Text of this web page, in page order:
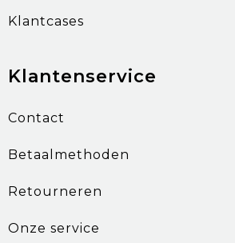
Klantcases
Klantenservice
Contact
Betaalmethoden
Retourneren
Onze service